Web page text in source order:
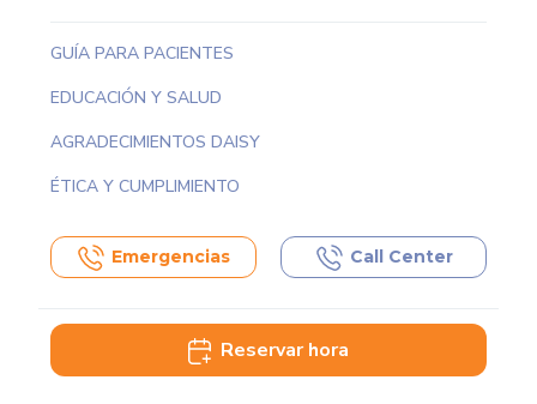
GUÍA PARA PACIENTES
EDUCACIÓN Y SALUD
AGRADECIMIENTOS DAISY
ÉTICA Y CUMPLIMIENTO
Emergencias Call Center
Reservar hora